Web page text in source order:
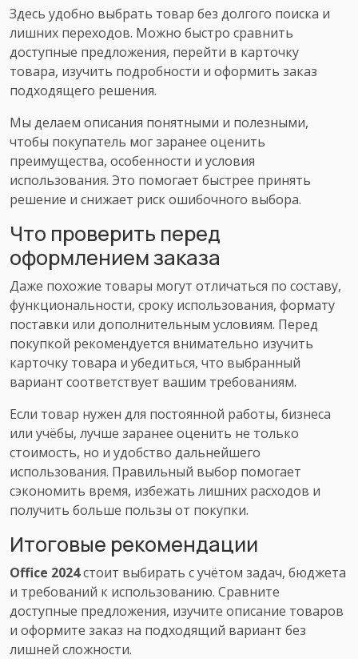
Здесь удобно выбрать товар без долгого поиска и
лишних переходов. Можно быстро сравнить
доступные предложения, перейти в карточку
товара, изучить подробности и оформить заказ
подходящего решения.
Мы делаем описания понятными и полезными,
чтобы покупатель мог заранее оценить
преимущества, особенности и условия
использования. Это помогает быстрее принять
решение и снижает риск ошибочного выбора.
Что проверить перед
оформлением заказа
Даже похожие товары могут отличаться по составу,
функциональности, сроку использования, формату
поставки или дополнительным условиям. Перед
покупкой рекомендуется внимательно изучить
карточку товара и убедиться, что выбранный
вариант соответствует вашим требованиям.
Если товар нужен для постоянной работы, бизнеса
или учёбы, лучше заранее оценить не только
стоимость, но и удобство дальнейшего
использования. Правильный выбор помогает
сэкономить время, избежать лишних расходов и
получить больше пользы от покупки.
Итоговые рекомендации
Office 2024стоит выбирать с учётом задач, бюджета
и требований к использованию. Сравните
доступные предложения, изучите описание товаров
и оформите заказ на подходящий вариант без
лишней сложности.